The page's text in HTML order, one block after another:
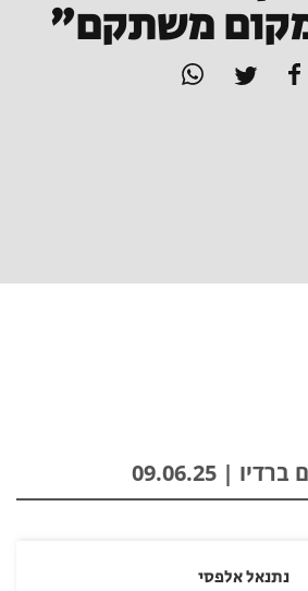
משתקם"
| 09.06.25
נתנאל אלפסי